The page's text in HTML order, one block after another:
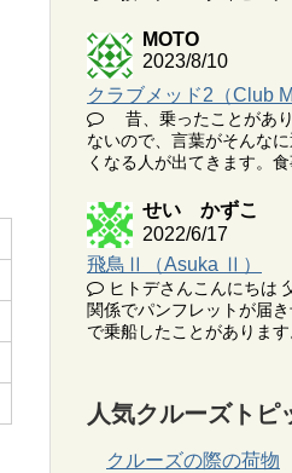
MOTO
2023/8/10
クラブメッド2（Club
昔、乗ったことがあ
ないので、言葉がそんな
くなる人が出てきます。
せい かずこ
2022/6/17
飛鳥Ⅱ（Asuka Ⅱ）
ヒトデさんこんにちは
関係でパンフレットが届
で乗船したことがあります
人気クルーズトピ
クルーズの際の荷物